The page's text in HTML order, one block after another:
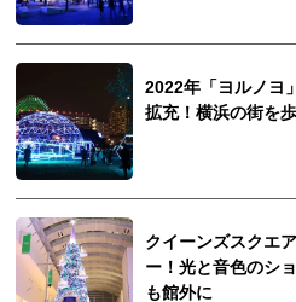
2022年「ヨルノヨ
拡充！横浜の街を
クイーンズスクエ
ー！光と音色のシ
も館外に